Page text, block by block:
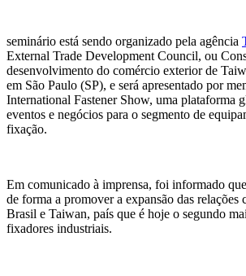
seminário está sendo organizado pela agência
External Trade Development Council, ou
desenvolvimento do comércio exterior de
em São Paulo (SP), e será apresentado por
International Fastener Show, uma plataforma
eventos e negócios para o segmento de
fixação.
Em comunicado à imprensa, foi informado
de forma a promover a expansão das relações
Brasil e Taiwan, país que é hoje o segundo
fixadores industriais.